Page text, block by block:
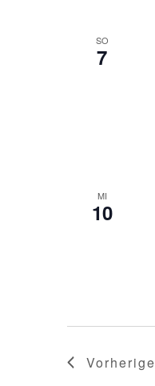
SO
7
MI
10
Vorherige